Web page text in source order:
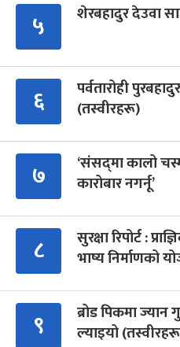
५ शेरबहादुर देउवा
६
पर्वतारोही
(तस्वीरहरू)
७
‘संसद्‍मा कालो
कारोबार नगर्नू’
८
सुरक्षा रिपोर्ट :
भाष्य निर्माणको
९
ब्रोड पिकमा
ल्याइयो